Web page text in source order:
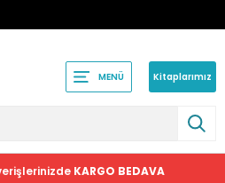
MENÜ Kitaplarımız
KARGO BEDAVA